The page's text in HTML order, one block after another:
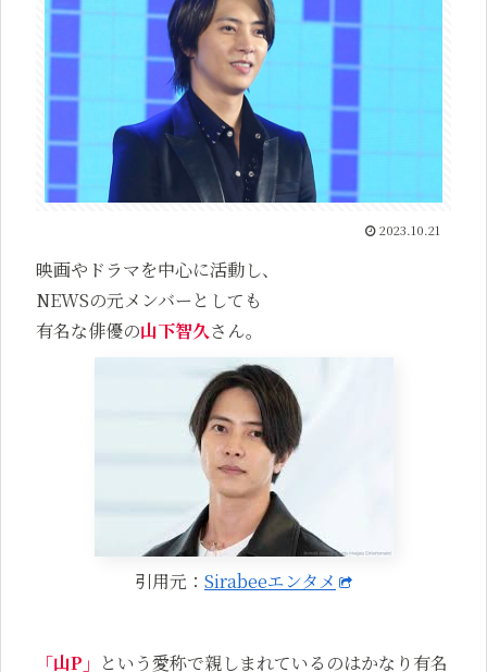
2023.10.21
映画やドラマを中心に活動し、
NEWSの元メンバーとしても
有名な俳優の山下智久さん。
引用元： Sirabeeエンタメ
「山P」 という愛称で親しまれているのはかなり有名